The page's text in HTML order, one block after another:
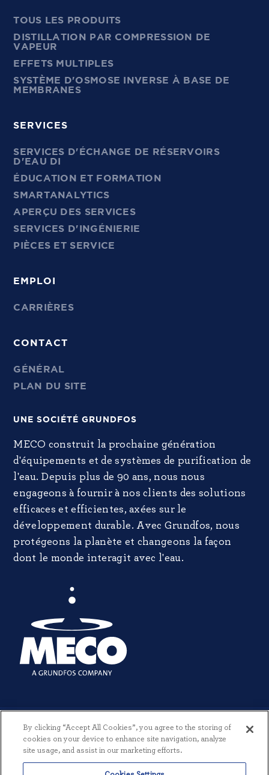
TOUS LES PRODUITS
DISTILLATION PAR COMPRESSION DE
VAPEUR
EFFETS MULTIPLES
SYSTÈME D'OSMOSE INVERSE À BASE DE
MEMBRANES
SERVICES
SERVICES D'ÉCHANGE DE RÉSERVOIRS
D'EAU DI
ÉDUCATION ET FORMATION
SMARTANALYTICS
APERÇU DES SERVICES
SERVICES D'INGÉNIERIE
PIÈCES ET SERVICE
EMPLOI
CARRIÈRES
CONTACT
GÉNÉRAL
PLAN DU SITE
UNE SOCIÉTÉ GRUNDFOS
MECO construit la prochaine génération
d'équipements et de systèmes de purification de
l'eau. Depuis plus de 90 ans, nous nous
engageons à fournir à nos clients des solutions
efficaces et efficientes, axées sur le
développement durable. Avec Grundfos, nous
protégeons la planète et changeons la façon
dont le monde interagit avec l'eau.
© 2026 MECO INCORPORATED. TOUS DROITS RÉSERVÉS. |
By clicking “Accept All Cookies”, you agree to the storing of
cookies on your device to enhance site navigation, analyze
site usage, and assist in our marketing efforts.